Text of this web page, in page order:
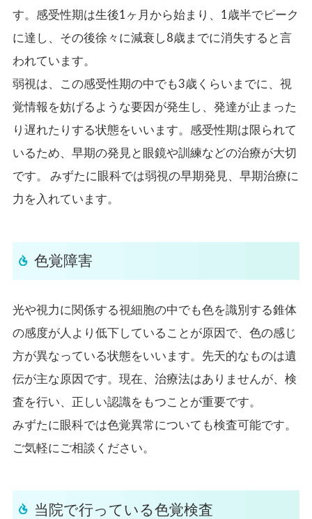
す。感受性期は生後1ヶ月から始まり、1歳半でピーク
に達し、その後徐々に減衰し8歳までに消失すると言
われています。
弱視は、この感受性期の中でも3歳くらいまでに、視
覚情報を妨げるような要因が発生し、発達が止まった
り遅れたりする状態をいいます。感受性期は限られて
いるため、早期の発見と眼鏡や訓練などの治療が大切
です。 みずたに眼科では弱視の早期発見、早期治療に
力を入れています。
色覚障害
光や視力に関係する視細胞の中でも色を識別する錐体
の感度が人より低下していることが原因で、色の感じ
方が異なっている状態をいいます。先天的なものは遺
伝が主な原因です。現在、治療法はありませんが、検
査を行い、正しい認識をもつことが重要です。
みずたに眼科では色覚異常についても検査可能です。
ご気軽にご相談ください。
当院で行っている色覚検査